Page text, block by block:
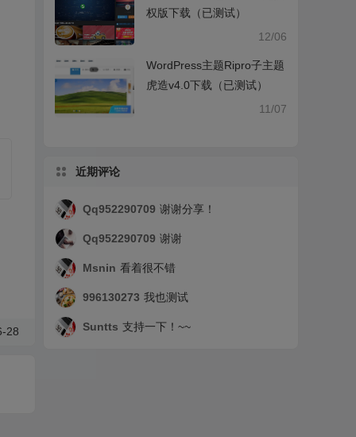
28
权版下载（已测试）
12/06
WordPress主题Ripro子主题
虎造v4.0下载（已测试）
11/07
近期评论
Qq952290709 谢谢分享！
Qq952290709 谢谢
Msnin 看着很不错
996130273 我也测试
Suntts 支持一下！~~